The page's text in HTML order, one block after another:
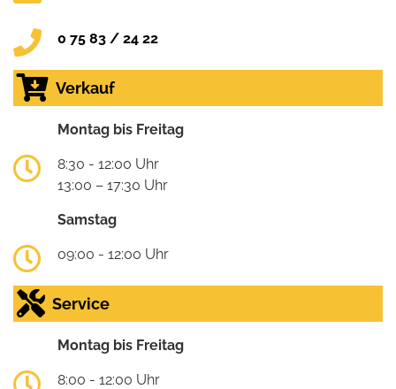
0 75 83 / 24 22
Verkauf
Montag bis Freitag
8:30 - 12:00 Uhr
13:00 – 17:30 Uhr
Samstag
09:00 - 12:00 Uhr
Service
Montag bis Freitag
8:00 - 12:00 Uhr